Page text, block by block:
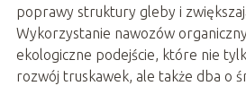
poprawy struktury gleby i
Wykorzystanie nawozów
ekologiczne podejście, które nie
rozwój truskawek, ale także dba o